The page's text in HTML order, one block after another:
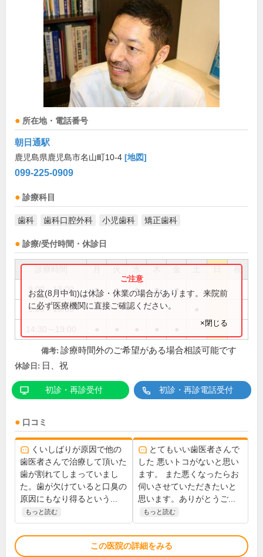
所在地・電話番号
朝日通駅
鹿児島県鹿児島市名山町10-4 [地図]
099-225-0909
診療科目
歯科 歯科口腔外科 小児歯科 矯正歯科
診療/受付時間・休診日
祝
9:00～13:00 ● ● ● ● ●
9:00～16:00
お盆(8月中旬)は休診・休業の場合があります。来院前
に必ず医療機関に直接ご確認ください。
×閉じる
備考: 診療時間外のご希望がある場合相談可能です
休診日: 日、祝
初診・再診受付 初診・再診電話受付
口コミ
くいしばりが原因で他の
歯医者さんで治療して頂いた
歯が割れてしまっていまし
た。歯が欠けていると口臭の
原因にもなり得るという...
もっと読む
とてもいい歯医者さんで
した 悪いトコがないと思い
ます。 また悪くなったらお
伺いさせていただきたいと
思います。ありがとうご...
もっと読む
この医院の詳細をみる